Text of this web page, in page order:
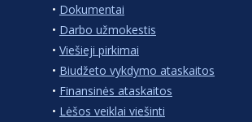
• Dokumentai
• Darbo užmokestis
• Viešieji pirkimai
• Biudžeto vykdymo ataskaitos
• Finansinės ataskaitos
• Lėšos veiklai viešinti